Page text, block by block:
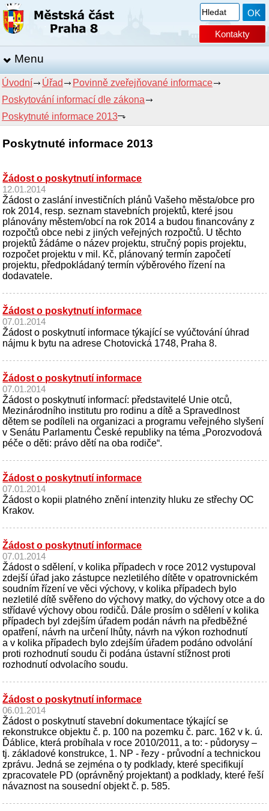
Kontakty
Menu
Úvodní Úřad
Povinně zveřejňované informace
Poskytování informací dle zákona
Poskytnuté informace 2013
Poskytnuté informace 2013
Žádost o poskytnutí informace
12.01.2014
Žádost o zaslání investičních plánů Vašeho města/obce pro
rok 2014, resp. seznam stavebních projektů, které jsou
plánovány městem/obcí na rok 2014 a budou financovány z
rozpočtů obce nebi z jiných veřejných rozpočtů. U těchto
projektů žádáme o název projektu, stručný popis projektu,
rozpočet projektu v mil. Kč, plánovaný termín započetí
projektu, předpokládaný termín výběrového řízení na
dodavatele.
Žádost o poskytnutí informace
07.01.2014
Žádost o poskytnutí informace týkající se vyúčtování úhrad
nájmu k bytu na adrese Chotovická 1748, Praha 8.
Žádost o poskytnutí informace
07.01.2014
Žádost o poskytnutí informací: představitelé Unie otců,
Mezinárodního institutu pro rodinu a dítě a Spravedlnost
dětem se podíleli na organizaci a programu veřejného slyšení
v Senátu Parlamentu České republiky na téma „Porozvodová
péče o děti: právo dětí na oba rodiče“.
Žádost o poskytnutí informace
07.01.2014
Žádost o kopii platného znění intenzity hluku ze střechy OC
Krakov.
Žádost o poskytnutí informace
07.01.2014
Žádost o sdělení, v kolika případech v roce 2012 vystupoval
zdejší úřad jako zástupce nezletilého dítěte v opatrovnickém
soudním řízení ve věci výchovy, v kolika případech bylo
nezletilé dítě svěřeno do výchovy matky, do výchovy otce a do
střídavé výchovy obou rodičů. Dále prosím o sdělení v kolika
případech byl zdejším úřadem podán návrh na předběžné
opatření, návrh na určení lhůty, návrh na výkon rozhodnutí
a v kolika případech bylo zdejším úřadem podáno odvolání
proti rozhodnutí soudu či podána ústavní stížnost proti
rozhodnutí odvolacího soudu.
Žádost o poskytnutí informace
06.01.2014
Žádost o poskytnutí stavební dokumentace týkající se
rekonstrukce objektu č. p. 100 na pozemku č. parc. 162 v k. ú.
Ďáblice, která probíhala v roce 2010/2011, a to: - půdorysy –
tj. základové konstrukce, 1. NP - řezy - průvodní a technickou
zprávu. Jedná se zejména o ty podklady, které specifikují
zpracovatele PD (oprávněný projektant) a podklady, které řeší
návaznost na sousední objekt č. p. 585.